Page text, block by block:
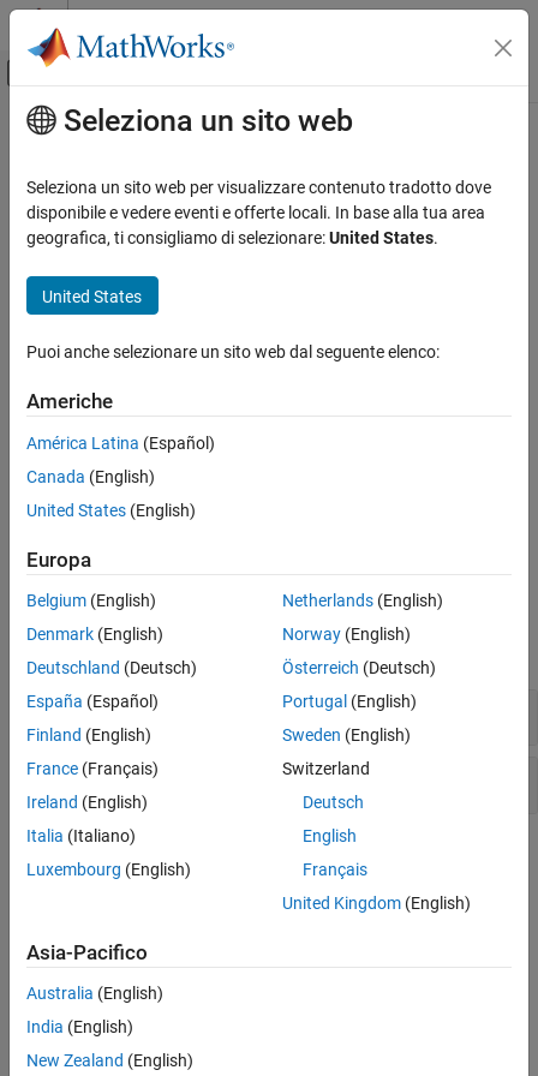
Vai al contenuto
Attiva/disattiva menu di navigazione
Pagina iniziale della documentazione
Stateflow
Programmazione dei grafici
Sintassi per gli stati e le transizioni
Sintassi del linguaggio di azione
Stateflow
Dati, eventi e messaggi
Messaggi
Sintassi
Esempi
Cronologia versioni
Vedi anche
Contenuto principale
forward
Inoltrare un messaggio
Sintassi
Descrizione
forward(message_in_name
di output. Dopo aver inoltrato un messaggio, un grafico può
rimuovere un altro messaggio dalla coda nello stesso passo
temporale.
esempio
Esempi
Inoltro di un messaggio di input
Inoltro di un messaggio locale
Cronologia versioni
Vedi anche
receive
Argomenti
Seleziona un sito web
Seleziona un sito web per visualizzare contenuto tradotto dove
disponibile e vedere eventi e offerte locali. In base alla tua area
geografica, ti consigliamo di selezionare:United States.
United States
Puoi anche selezionare un sito web dal seguente elenco:
Americhe
América Latina (Español)
Canada (English)
United States (English)
Europa
Belgium (English)
Denmark (English)
Deutschland (Deutsch)
España (Español)
Finland (English)
France (Français)
Ireland (English)
Italia (Italiano)
Luxembourg (English)
Netherlands(English)
Norway(English)
Österreich (Deutsch)
Portugal (English)
Sweden (English)
Switzerland
Deutsch
English
Français
United Kingdom(English)
Asia-Pacifico
Australia (English)
India (English)
New Zealand (English)